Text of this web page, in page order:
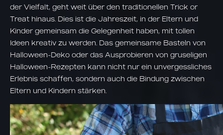
der Vielfalt, geht weit über den traditionellen Trick or
Treat hinaus. Dies ist die Jahreszeit, in der Eltern und
Kinder gemeinsam die Gelegenheit haben, mit tollen
Ideen kreativ zu werden. Das gemeinsame Basteln von
Halloween-Deko oder das Ausprobieren von gruseligen
Halloween-Rezepten kann nicht nur ein unvergessliches
Erlebnis schaffen, sondern auch die Bindung zwischen
Eltern und Kindern stärken.